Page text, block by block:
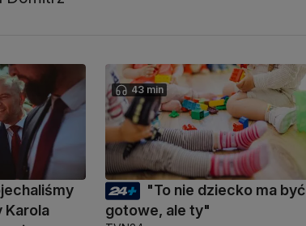
Karola
43 min
"To nie dziecko ma być
gotowe, ale ty"